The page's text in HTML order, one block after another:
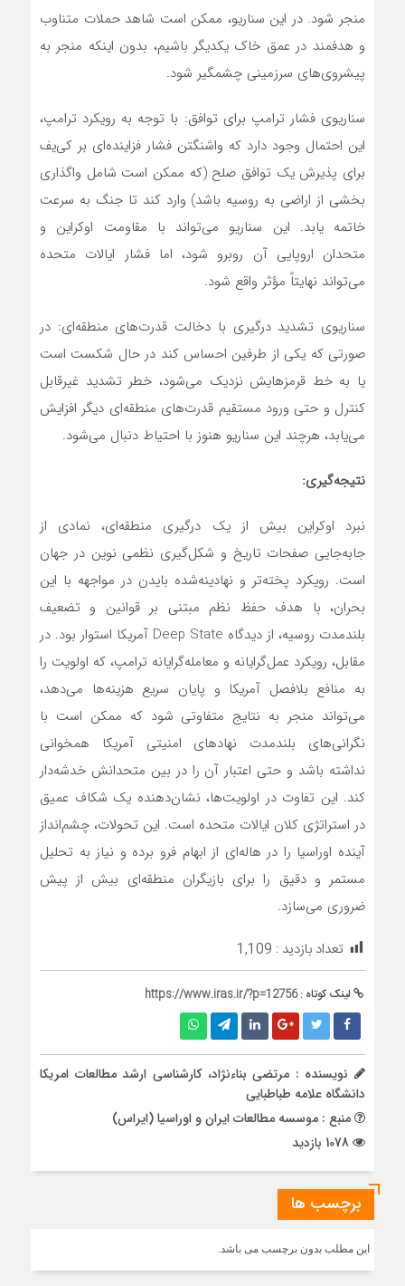
منجر شود. در این سناریو، ممکن است شاهد حملات متناوب
و هدفمند در عمق خاک یکدیگر باشیم، بدون اینکه منجر به
پیشروی‌های سرزمینی چشمگیر شود.
سناریوی فشار ترامپ برای توافق: با توجه به رویکرد ترامپ،
این احتمال وجود دارد که واشنگتن فشار فزاینده‌ای بر کی‌یف
برای پذیرش یک توافق صلح (که ممکن است شامل واگذاری
بخشی از اراضی به روسیه باشد) وارد کند تا جنگ به سرعت
خاتمه یابد. این سناریو می‌تواند با مقاومت اوکراین و
متحدان اروپایی آن روبرو شود، اما فشار ایالات متحده
می‌تواند نهایتاً مؤثر واقع شود.
سناریوی تشدید درگیری با دخالت قدرت‌های منطقه‌ای: در
صورتی که یکی از طرفین احساس کند در حال شکست است
یا به خط قرمزهایش نزدیک می‌شود، خطر تشدید غیرقابل
کنترل و حتی ورود مستقیم قدرت‌های منطقه‌ای دیگر افزایش
می‌یابد، هرچند این سناریو هنوز با احتیاط دنبال می‌شود.
نتیجه‌گیری:
نبرد اوکراین بیش از یک درگیری منطقه‌ای، نمادی از
جابه‌جایی صفحات تاریخ و شکل‌گیری نظمی نوین در جهان
است. رویکرد پخته‌تر و نهادینه‌شده بایدن در مواجهه با این
بحران، با هدف حفظ نظم مبتنی بر قوانین و تضعیف
بلندمدت روسیه، از دیدگاه Deep State آمریکا استوار بود. در
مقابل، رویکرد عمل‌گرایانه و معامله‌گرایانه ترامپ، که اولویت را
به منافع بلافصل آمریکا و پایان سریع هزینه‌ها می‌دهد،
می‌تواند منجر به نتایج متفاوتی شود که ممکن است با
نگرانی‌های بلندمدت نهادهای امنیتی آمریکا همخوانی
نداشته باشد و حتی اعتبار آن را در بین متحدانش خدشه‌دار
کند. این تفاوت در اولویت‌ها، نشان‌دهنده یک شکاف عمیق
در استراتژی کلان ایالات متحده است. این تحولات، چشم‌انداز
آینده اوراسیا را در هاله‌ای از ابهام فرو برده و نیاز به تحلیل
مستمر و دقیق را برای بازیگران منطقه‌ای بیش از پیش
ضروری می‌سازد.
تعداد بازدید : 1,109
لینک کوتاه :https://www.iras.ir/?p=12756
نویسنده : مرتضی بناءنژاد، کارشناسی ارشد مطالعات امریکا
دانشگاه علامه طباطبایی
منبع : موسسه مطالعات ایران و اوراسیا (ایراس)
برچسب ها
این مطلب بدون برچسب می باشد.